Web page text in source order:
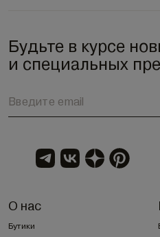
Будьте в курсе
и специальных
О нас
Бутики